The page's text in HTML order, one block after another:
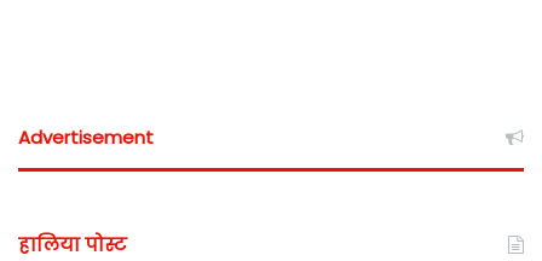
Advertisement
हालिया पोस्ट